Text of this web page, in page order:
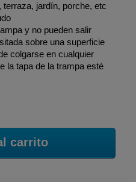
jardín, porche, etc
y no pueden salir
sobre una superficie
colgarse en cualquier
la tapa de la trampa esté
carrito